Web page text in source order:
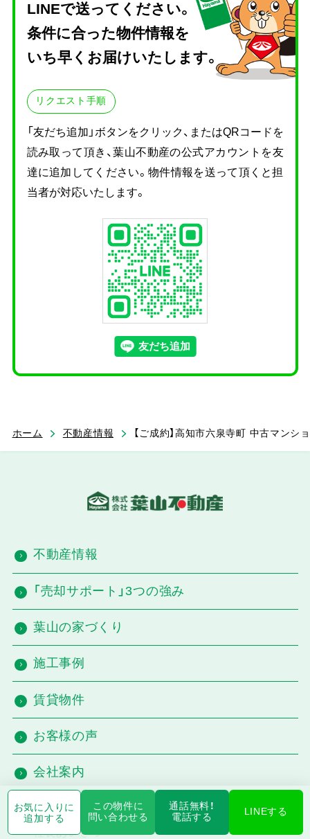
お気に入りに
追加する
この物件に
問い合わせる
通話無料！
電話する
LINEする
LINEで送ってください。
条件に合った物件情報を
いち早くお届けいたします。
リクエスト手順
「友だち追加」ボタンをクリック、またはQRコードを
読み取って頂き、葉山不動産の公式アカウントを友
達に追加してください。物件情報を送って頂くと担
当者が対応いたします。
ホーム 不動産情報 【ご成約】高知市六泉寺町 中古マン
不動産情報
「売却サポート」3つの強み
葉山の家づくり
施工事例
賃貸物件
お客様の声
会社案内
会社概要
社長あいさつ